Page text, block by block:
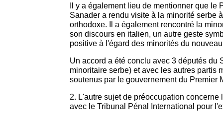
Il y a également lieu de mentionner que le
Sanader a rendu visite à la minorité serbe
orthodoxe. Il a également rencontré la
son discours en italien, un autre geste
positive à l'égard des minorités du
Un accord a été conclu avec 3 députés du
minoritaire serbe) et avec les autres partis
soutenus par le gouvernement du Premier
2. L'autre sujet de préoccupation
avec le Tribunal Pénal International pour